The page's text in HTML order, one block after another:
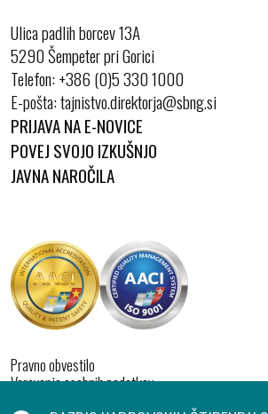
Ulica padlih borcev 13A
5290 Šempeter pri Gorici
Telefon:+386 (0)5 330 1000
E-pošta:
PRIJAVA NA E-NOVICE
POVEJ SVOJO IZKUŠNJO
JAVNA NAROČILA
Pravno obvestilo
Varovanje osebnih podatkov